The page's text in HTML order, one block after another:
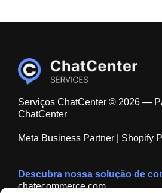
Serviços ChatCenter © 2026 —
ChatCenter
Meta Business Partner | Shopify
Descubra nossa solução de
chatecommerce.com